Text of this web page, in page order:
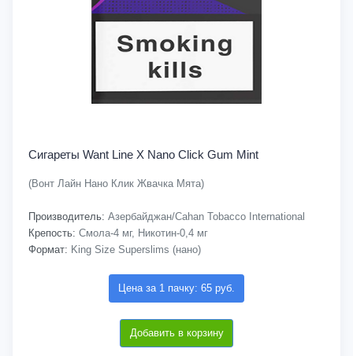
Сигареты Want Line X Nano Click Gum Mint
(Вонт Лайн Нано Клик Жвачка Мята)
Производитель: Азербайджан/Cahan Tobacco International
Крепость: Смола-4 мг, Никотин-0,4 мг
Формат: King Size Superslims (нано)
Цена за 1 пачку: 65 руб.
Добавить в корзину